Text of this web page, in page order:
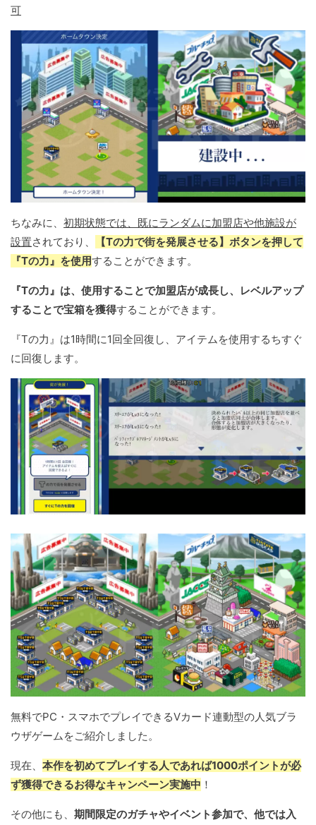
可
ちなみに、 初期状態では、既にランダムに加盟店や他施設が
設置されており、
【Tの力で街を発展させる】ボタンを押して
『Tの力』を使用することができます。
『Tの力』は、使用することで加盟店が成長し、レベルアップ
することで宝箱を獲得することができます。
『Tの力』は1時間に1回全回復し、アイテムを使用するちすぐ
に回復します。
無料でPC・スマホでプレイできるVカード連動型の人気ブラ
ウザゲームをご紹介しました。
現在、 本作を初めてプレイする人であれば1000ポイントが必
ず獲得できるお得なキャンペーン実施中 ！
その他にも、 期間限定のガチャやイベント参加で、他では入